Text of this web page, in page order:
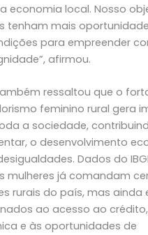
economia local. Nosso
tenham mais
para empreender
afirmou.
ressaltou que o
feminino rural gera
a sociedade,
o desenvolvimento
Dados do
mulheres já comandam
rurais do país, mas ainda
ao acesso ao
e às oportunidades de